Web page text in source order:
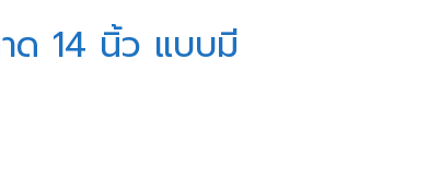
ด 14 นิ้ว แบบมี